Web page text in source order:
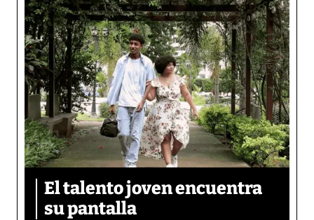
El talento joven encuentra
su pantalla​